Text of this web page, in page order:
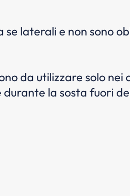
laterali e non sono
da utilizzare solo
la sosta fuori